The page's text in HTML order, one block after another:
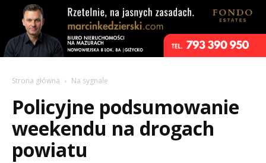
Strona główna Na sygnale
Policyjne podsumowanie
weekendu na drogach
powiatu